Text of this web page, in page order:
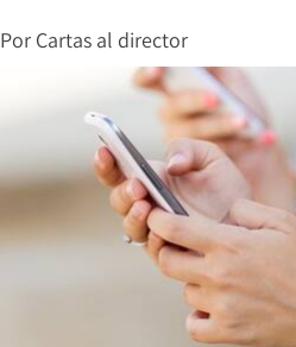
Por Cartas al director